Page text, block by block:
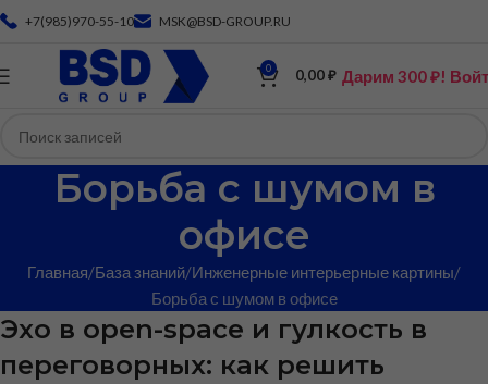
+7(985)970-55-10 MSK@BSD-GROUP.RU
0 0,00₽ Дарим 300 ₽!
Борьба с шумом в
офисе
Главная База знаний Инженерные интерьерные картины
Борьба с шумом в офисе
Эхо в open-space и гулкость в
переговорных: как решить